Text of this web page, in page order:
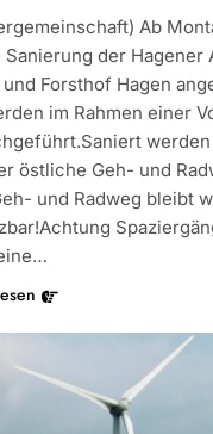
Ab
Sanierung der Hagener
Forsthof Hagen
im Rahmen einer
östliche Geh- und
und Radweg bleibt